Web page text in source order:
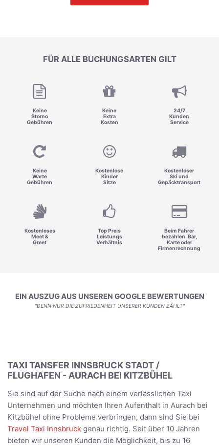
FÜR ALLE BUCHUNGSARTEN GILT
Keine
Storno
Gebühren
Keine
Extra
Kosten
24/7
Kunden
Service
Keine
Warte
Gebühren
Kostenlose
Kinder
Sitze
Kostenloser
Ski und
Gepäcktransport
Kostenloses
Meet &
Greet
Top Preis
Leistungs
Verhältnis
Beim Fahrer
bezahlen. Bar,
Karte oder
Firmenrechnung
EIN AUSZUG AUS UNSEREN GOOGLE BEWERTUNGEN
"DENN NUR DIE ZUFRIEDENHEIT UNSERER KUNDEN ZÄHLT"
TAXI TANSFER INNSBRUCK STADT /
FLUGHAFEN - AURACH BEI KITZBÜHEL
Sie sind auf der Suche nach einem verlässlichen Taxi
Unternehmen und möchten Ihren Aufenthalt in Aurach bei
Kitzbühel ohne Probleme verbringen, dann sind Sie bei
Travel Taxi Innsbruck genau richtig. Seit über 10 Jahren
bieten wir unseren Kunden die Möglichkeit, bis zu 16